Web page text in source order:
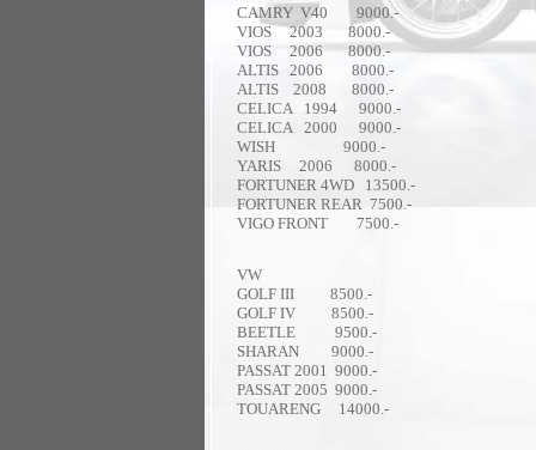
CAMRY V40 9000.-
VIOS 2003 8000.-
VIOS 2006 8000.-
ALTIS 2006 8000.-
ALTIS 2008 8000.-
CELICA 1994 9000.-
CELICA 2000 9000.-
WISH 9000.-
YARIS 2006 8000.-
FORTUNER 4WD 13500.-
FORTUNER REAR 7500.-
VIGO FRONT 7500.-
VW
GOLF III 8500.-
GOLF IV 8500.-
BEETLE 9500.-
SHARAN 9000.-
PASSAT 2001 9000.-
PASSAT 2005 9000.-
TOUARENG 14000.-